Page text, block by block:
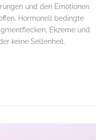
und den Emotionen
Hormonell bedingte
Ekzeme und
keine Seltenheit.